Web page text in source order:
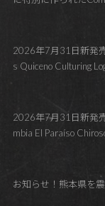
2026年7月31日新発
s Quiceno Culturing
2026年7月31日新発
mbia El Paraíso
お知らせ！熊本県を